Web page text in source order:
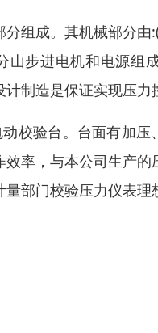
组成。其机械部分
山步进电机和电源组
制造是保证实现压力
校验台。台面有加
率，与本公司生产
部门校验压力仪表理